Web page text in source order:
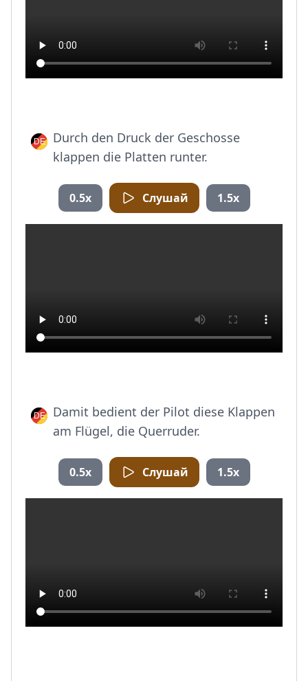
Durch den Druck der Geschosse
klappen die Platten runter.
0.5x Слушай 1.5x
Damit bedient der Pilot diese Klappen
am Flügel, die Querruder.
0.5x Слушай 1.5x